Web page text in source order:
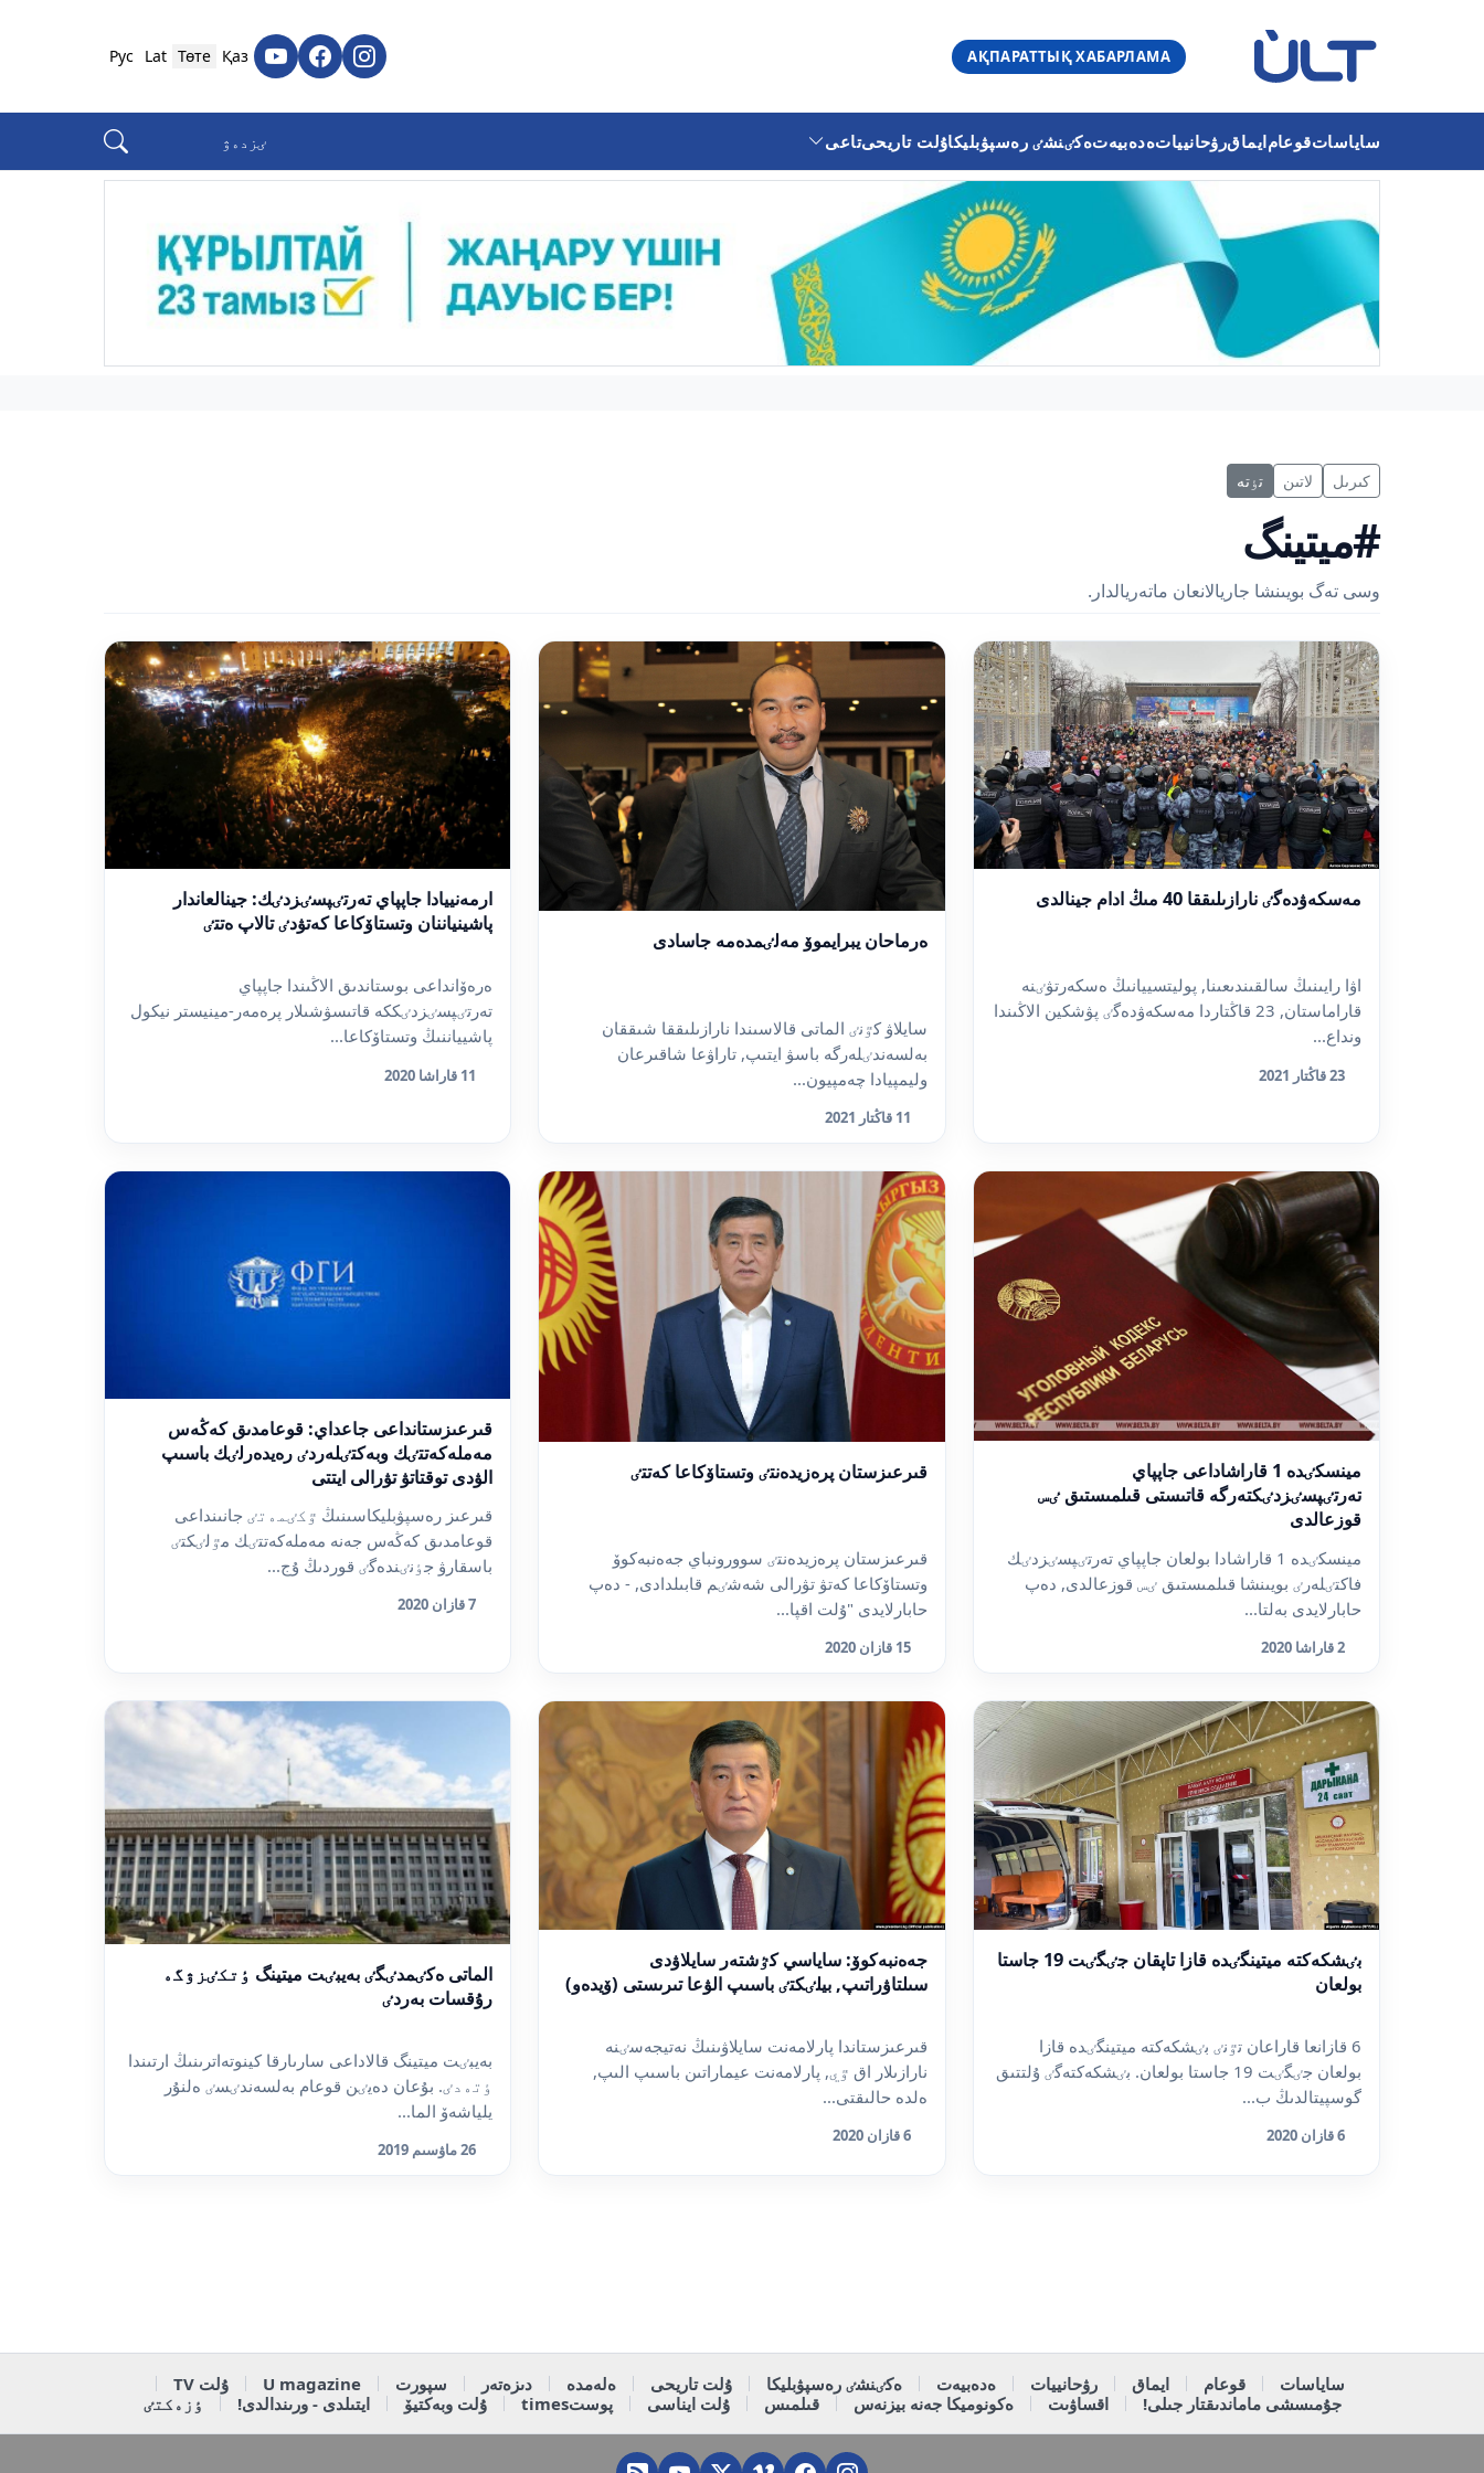
АҚПАРАТТЫҚ ХАБАРЛАМА
Қаз
Төте
Lat
Рус
ساياساتقوعامايماقرۋحانيياتەدەبيەتەكٸنشٸ رەسپۋبليكاۇلت تاريحىتاعى
كىرىل لاتىن تٶتە
#ميتينگ
وسى تەگ بويىنشا جاريالانعان ماتەريالدار.
مەسكەۋدەگٸ نارازىلىققا 40 مىڭ ادام جينالدى
اۋا رايىنىڭ سالقىندىعىنا, پوليتسييانىڭ ەسكەرتۋٸنە
قاراماستان, 23 قاڭتاردا مەسكەۋدەگٸ پۋشكين الاڭىندا
ونداع...
23 قاڭتار 2021
ەرماحان يبرايموۆ مەلٸمدەمە جاسادى
سايلاۋ كٷنٸ الماتى قالاسىندا نارازىلىققا شىققان
بەلسەندٸلەرگە باسۋ ايتىپ, تاراۋعا شاقىرعان
وليمپيادا چەمپيون...
11 قاڭتار 2021
ارمەنييادا جاپپاي تەرتٸپسٸزدٸك: جينالعاندار
پاشينياننان وتستاۆكاعا كەتۋدٸ تالاپ ەتتٸ
ەرەۆانداعى بوستاندىق الاڭىندا جاپپاي
تەرتٸپسٸزدٸككە قاتىسۋشىلار پرەمەر-مينيستر نيكول
پاشيياننىڭ وتستاۆكاعا...
11 قاراشا 2020
مينسكٸدە 1 قاراشاداعى جاپپاي
تەرتٸپسٸزدٸكتەرگە قاتىستى قىلمىستىق ٸس
قوزعالدى
مينسكٸدە 1 قاراشادا بولعان جاپپاي تەرتٸپسٸزدٸك
فاكتٸلەرٸ بويىنشا قىلمىستىق ٸس قوزعالدى, دەپ
حابارلايدى بەلتا...
2 قاراشا 2020
قىرعىزستان پرەزيدەنتٸ وتستاۆكاعا كەتتٸ
قىرعىزستان پرەزيدەنتٸ سوورونباي جەەنبەكوۆ
وتستاۆكاعا كەتۋ تۋرالى شەشٸم قابىلدادى, - دەپ
حابارلايدى "ۇلت اقپا...
15 قازان 2020
قىرعىزستانداعى جاعداي: قوعامدىق كەڭەس
مەملەكەتتٸك وبەكتٸلەردٸ رەيدەرلٸك باسىپ
الۋدى توقتاتۋ تۋرالى ايتتى
قىرعىز رەسپۋبليكاسىنىڭ ٷكٸمەتٸ جانىنداعى
قوعامدىق كەڭەس جەنە مەملەكەتتٸك مٷلٸكتٸ
باسقارۋ جٶنٸندەگٸ قوردىڭ ۇج...
7 قازان 2020
بٸشكەكتە ميتينگٸدە قازا تاپقان جٸگٸت 19 جاستا
بولعان
6 قازانعا قاراعان تٷنٸ بٸشكەكتە ميتينگٸدە قازا
بولعان جٸگٸت 19 جاستا بولعان. بٸشكەكتەگٸ ۇلتتىق
گوسپيتالدىڭ ب...
6 قازان 2020
جەەنبەكوۆ: ساياسي كٷشتەر سايلاۋدى
سىلتاۋراتىپ, بيلٸكتٸ باسىپ الۋعا تىرىستى (ۆيدەو)
قىرعىزستاندا پارلامەنت سايلاۋىنىڭ نەتيجەسٸنە
نارازىلار اق ٷي, پارلامەنت عيماراتىن باسىپ الىپ,
ەلدە حالىقتى...
6 قازان 2020
الماتى ەكٸمدٸگٸ بەيبٸت ميتينگ ٶتكٸزۋگە
رۇقسات بەردٸ
بەيبٸت ميتينگ قالاداعى سارىارقا كينوتەاترىنىڭ ارتىندا
ٶتەدٸ. بۇعان دەيٸن قوعام بەلسەندٸسٸ ەلنۇر
يلياشەۆ الما...
26 ماۋسىم 2019
ساياسات قوعام ايماق رۋحانييات ەدەبيەت ەكٸنشٸ رەسپۋبليكا ۇلت تاريحى ەلەمدە دىزەتەر سپورت U magazine
ۇلت TV
جۇمىسشى ماماندىقتار جىلى!
اقساۋىت ەكونوميكا جەنە بيزنەس قىلمىس ۇلت ايناسى پوستtimes ۇلت وبەكتيۆ ايتىلدى - ورىندالدى! ٶزەكتٸ